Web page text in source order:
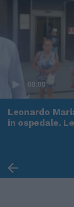
00:00
Leonardo
in ospedale.